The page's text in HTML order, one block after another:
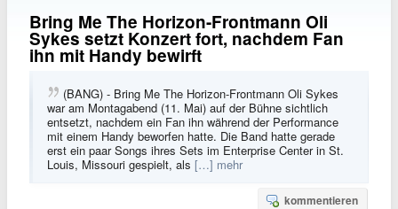
Bring Me The Horizon-Frontmann Oli
Sykes setzt Konzert fort, nachdem Fan
ihn mit Handy bewirft
(BANG) - Bring Me The Horizon-Frontmann Oli Sykes
war am Montagabend (11. Mai) auf der Bühne sichtlich
entsetzt, nachdem ein Fan ihn während der Performance
mit einem Handy beworfen hatte. Die Band hatte gerade
erst ein paar Songs ihres Sets im Enterprise Center in St.
Louis, Missouri gespielt, als […] mehr
kommentieren